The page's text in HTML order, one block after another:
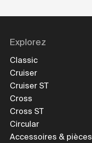
Explorez
Classic
Cruiser
Cruiser ST
Cross
Cross ST
Circular
Accessoires & pièces